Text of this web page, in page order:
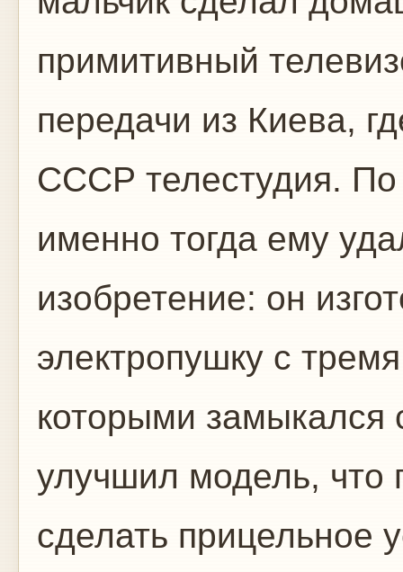
примитивный
передачи из Киева,
СССР телестудия. По
именно тогда ему
изобретение: он
электропушку с
которыми замыкался
улучшил модель, что
сделать прицельное